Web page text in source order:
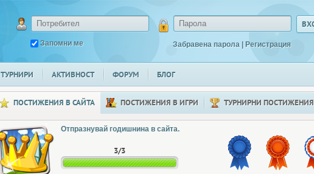
Запомни ме Забравена парола | Регистрация
ТУРНИРИ АКТИВНОСТ ФОРУМ БЛОГ
ПОСТИЖЕНИЯ В САЙТА ПОСТИЖЕНИЯ В ИГРИ ТУРНИРНИ ПОСТИЖЕНИЯ
Отпразнувай годишнина в сайта.
3/3